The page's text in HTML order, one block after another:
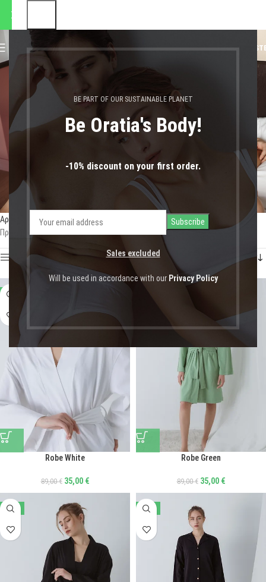
BE PART OF OUR SUSTAINABLE PLANET
Be Oratia's Body!
-10% discount on your first order.
Sales excluded
Will be used in accordance with our Privacy Policy
MENU 0,00€ LOGIN /
νυχτικα plus size
Αρχική σελίδα Shop Προϊόντα με ετικέτα “νυχτικα plus size”
Προβάλλονται όλα - 6 αποτελέσματα
Show sidebar
-61%
Robe White
89,00€ 35,00 €
-61%
Robe Green
89,00€ 35,00 €
-61% -56%
θα